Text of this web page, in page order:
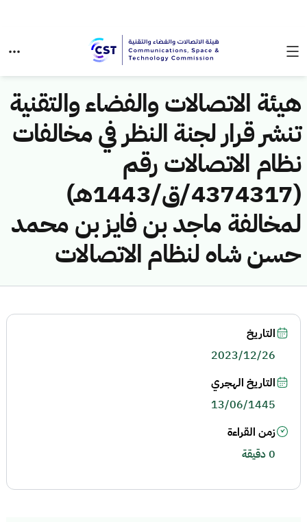
هيئة الاتصالات والفضاء والتقنية
تنشر قرار لجنة النظر في مخالفات
نظام الاتصالات رقم
(4374317/ق/1443هـ)
لمخالفة ماجد بن فايز بن محمد
حسن شاه لنظام الاتصالات
التاريخ
2023/12/26
التاريخ الهجري
13/06/1445
زمن القراءة
0 دقيقة